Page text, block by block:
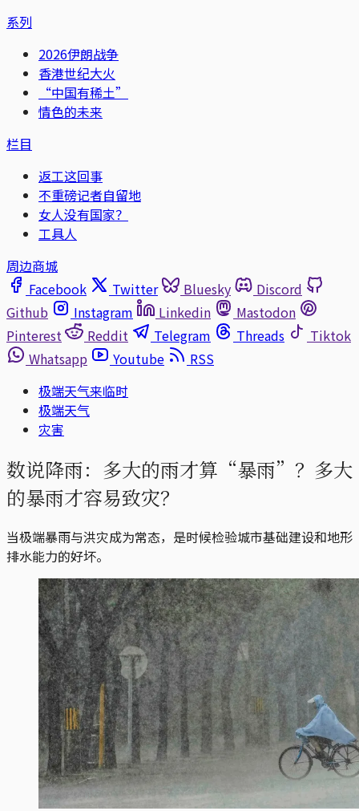
系列
2026伊朗战争
香港世纪大火
“中国有稀土”
情色的未来
栏目
返工这回事
不重磅记者自留地
女人没有国家？
工具人
周边商城
Facebook
Twitter Bluesky
Discord
Github
Instagram Linkedin
Mastodon
Pinterest
Reddit Telegram Threads
Tiktok
Whatsapp
Youtube
RSS
极端天气来临时
极端天气
灾害
数说降雨：多大的雨才算“暴雨”？多大
的暴雨才容易致灾？
当极端暴雨与洪灾成为常态，是时候检验城市基础建设和地形
排水能力的好坏。